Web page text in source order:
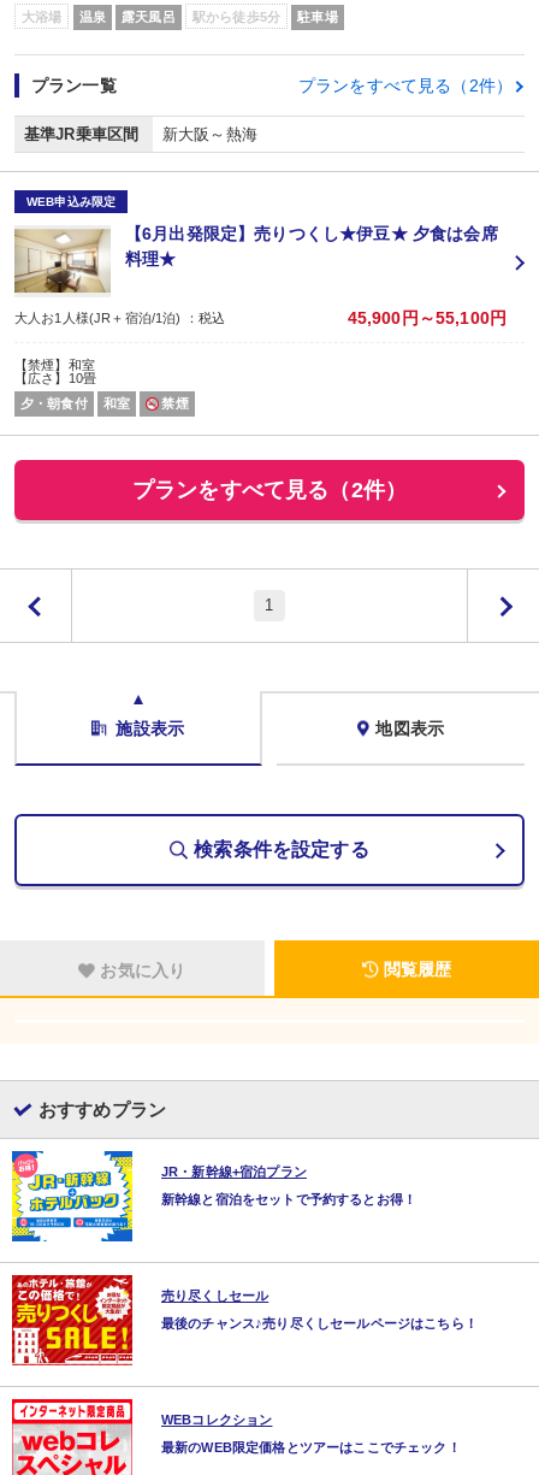
大浴場 温泉 露天風呂 駅から徒歩5分 駐車場
プラン一覧 プランをすべて見る（2件）
基準JR乗車区間 新大阪～熱海
WEB申込み限定
【6月出発限定】売りつくし★伊豆★ 夕食は会席
料理★
大人お1人様(JR＋宿泊/1泊) ：税込 45,900円～55,100円
【禁煙】和室
【広さ】10畳
夕・朝食付
和室 禁煙
プランをすべて見る（2件）
1
施設表示 地図表示
検索条件を設定する
お気に入り 閲覧履歴
おすすめプラン
JR・新幹線+宿泊プラン
新幹線と宿泊をセットで予約するとお得！
売り尽くしセール
最後のチャンス♪売り尽くしセールページはこちら！
WEBコレクション
最新のWEB限定価格とツアーはここでチェック！